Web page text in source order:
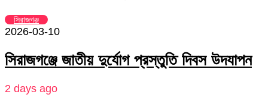
সিরাজগঞ্জ
2026-03-10
সিরাজগঞ্জে জাতীয় দুর্যোগ প্রস্তুতি দিবস উদযাপন
2 days ago